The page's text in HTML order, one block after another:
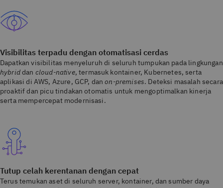
Visibilitas terpadu dengan otomatisasi cerdas
Dapatkan visibilitas menyeluruh di seluruh tumpukan pada lingkungan
hybriddan cloud-native, termasuk kontainer, Kubernetes, serta
aplikasi di AWS, Azure, GCP, danon-premises. Deteksi masalah secara
proaktif dan picu tindakan otomatis untuk mengoptimalkan kinerja
serta mempercepat modernisasi.
Tutup celah kerentanan dengan cepat
Terus temukan aset di seluruh server, kontainer, dan sumber daya